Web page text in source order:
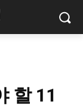
할 11